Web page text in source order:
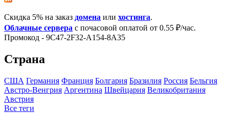
Скидка 5% на заказ домена или хостинга.
Облачные сервера с почасовой оплатой от 0.55 ₽/час.
Промокод - 9C47-2F32-A154-8A35
Страна
США Германия Франция Болгария Бразилия Росcия Бельгия
Австро-Венгрия Аргентина Швейцария Великобритания
Австрия
Все теги